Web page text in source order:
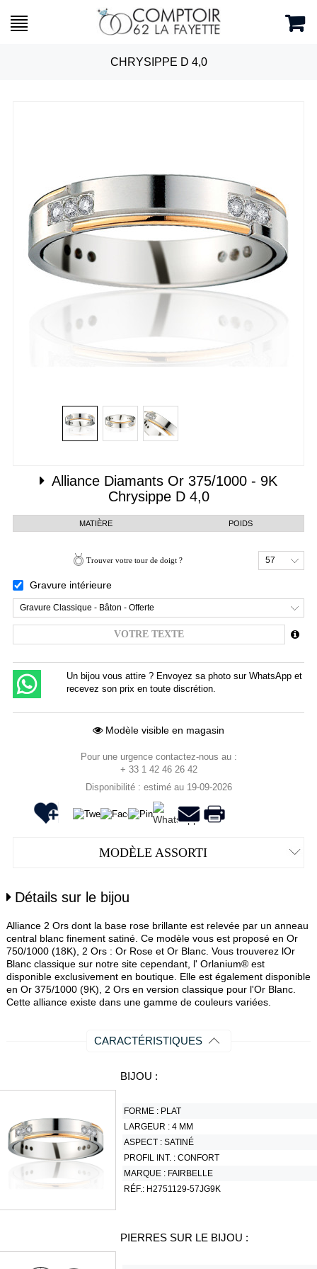
CHRYSIPPE D 4,0
Alliance Diamants Or 375/1000 - 9K
Chrysippe D 4,0
MATIÈRE POIDS
Trouver votre tour de doigt ? 57
Gravure intérieure
Gravure Classique - Bâton - Offerte
Un bijou vous attire ? Envoyez sa photo sur WhatsApp et
recevez son prix en toute discrétion.
Modèle visible en magasin
Pour une urgence contactez-nous au :
+ 33 1 42 46 26 42
Disponibilité : estimé au 19-09-2026
MODÈLE ASSORTI
Détails sur le bijou
Alliance 2 Ors dont la base rose brillante est relevée par un anneau
central blanc finement satiné. Ce modèle vous est proposé en Or
750/1000 (18K), 2 Ors : Or Rose et Or Blanc. Vous trouverez lOr
Blanc classique sur notre site cependant, l' Orlanium® est
disponible exclusivement en boutique. Elle est également disponible
en Or 375/1000 (9K), 2 Ors en version classique pour l'Or Blanc.
Cette alliance existe dans une gamme de couleurs variées.
CARACTÉRISTIQUES
BIJOU :
FORME : PLAT
LARGEUR :4 MM
ASPECT :SATINÉ
PROFIL INT. :CONFORT
MARQUE : FAIRBELLE
RÉF.: H2751129-57JG9K
PIERRES SUR LE BIJOU :